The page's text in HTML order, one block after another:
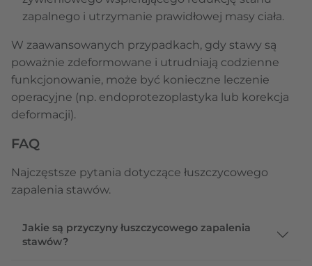
zapalnego i utrzymanie prawidłowej masy ciała.
W zaawansowanych przypadkach, gdy stawy są
poważnie zdeformowane i utrudniają codzienne
funkcjonowanie, może być konieczne leczenie
operacyjne (np. endoprotezoplastyka lub korekcja
deformacji).
FAQ
Najczęstsze pytania dotyczące łuszczycowego
zapalenia stawów.
Jakie są przyczyny łuszczycowego zapalenia
stawów?